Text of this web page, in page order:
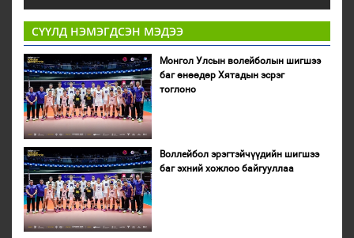
СҮҮЛД НЭМЭГДСЭН МЭДЭЭ
Монгол Улсын волейболын шигшээ
баг өнөөдөр Хятадын эсрэг
тоглоно
Воллейбол эрэгтэйчүүдийн шигшээ
баг эхний хожлоо байгууллаа